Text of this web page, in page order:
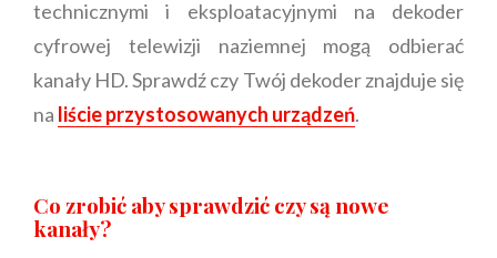
technicznymi i eksploatacyjnymi na dekoder
cyfrowej telewizji naziemnej mogą odbierać
kanały HD. Sprawdź czy Twój dekoder znajduje się
na liście przystosowanych urządzeń.
Co zrobić aby sprawdzić czy są nowe
kanały?